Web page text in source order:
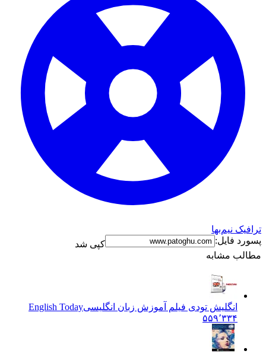
ترافیک نیم‌بها
پسورد فایل:
کپی شد
مطالب مشابه
انگلیش تودی فیلم آموزش زبان انگليسیEnglish Today
۵۵۹٬۳۳۴